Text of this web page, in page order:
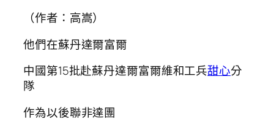
（作者：高嵩）
他們在蘇丹達爾富爾
中國第15批赴蘇丹達爾富爾維和工兵甜心分
隊
作為以後聯非達團